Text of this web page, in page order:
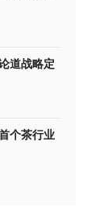
道战略定
个茶行业